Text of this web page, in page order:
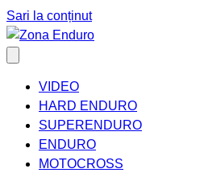
Sari la conținut
VIDEO
HARD ENDURO
SUPERENDURO
ENDURO
MOTOCROSS